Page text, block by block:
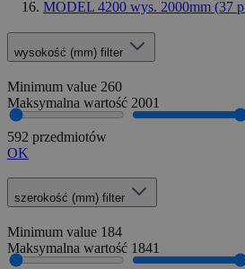
MODEL 4200 wys. 2000mm (37
wysokość (mm) filter
Minimum value 260
Maksymalna wartość 2001
592 przedmiotów
OK
szerokość (mm) filter
Minimum value 184
Maksymalna wartość 1841